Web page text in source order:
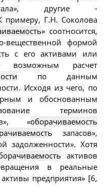
другие -
примеру, Г.Н. Соколова
» соотносится,
вещественной формой
с его активами или
возможным расчет
по данным
Исходя из чего, по
и обоснованным
терминов
«оборачиваемость
запасов»,
задолженности». Хотя
активов
в реальные
предприятия» [6,